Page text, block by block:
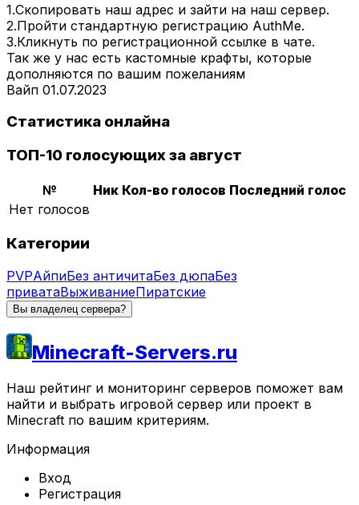
1.Скопировать наш адрес и зайти на наш сервер.
2.Пройти стандартную регистрацию AuthMe.
3.Кликнуть по регистрационной ссылке в чате.
Так же у нас есть кастомные крафты, которые
дополняются по вашим пожеланиям
Вайп 01.07.2023
Статистика онлайна
ТОП-10 голосующих за август
№ Ник Кол-во голосов Последний голос
Нет голосов
Категории
PVPАйпиБез античитаБез дюпаБез
приватаВыживаниеПиратские
Вы владелец сервера?
Minecraft-Servers.ru
Наш рейтинг и мониторинг серверов поможет вам
найти и выбрать игровой сервер или проект в
Minecraft по вашим критериям.
Информация
Вход
Регистрация